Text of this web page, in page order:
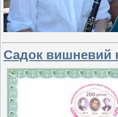
Садок вишневий